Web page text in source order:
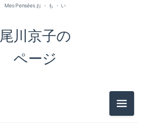
尾川京子の
ページ
Mes Pensées お ・ も ・ い
メニュ